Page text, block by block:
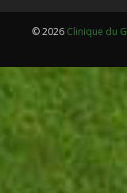
© 2026 Clinique du